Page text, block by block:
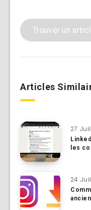
Articles
27
les
24